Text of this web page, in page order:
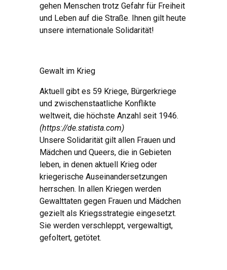
gehen Menschen trotz Gefahr für Freiheit
und Leben auf die Straße. Ihnen gilt heute
unsere internationale Solidarität!
Gewalt im Krieg
Aktuell gibt es 59 Kriege, Bürgerkriege
und zwischenstaatliche Konflikte
weltweit, die höchste Anzahl seit 1946.
(https://de.statista.com)
Unsere Solidarität gilt allen Frauen und
Mädchen und Queers, die in Gebieten
leben, in denen aktuell Krieg oder
kriegerische Auseinandersetzungen
herrschen. In allen Kriegen werden
Gewalttaten gegen Frauen und Mädchen
gezielt als Kriegsstrategie eingesetzt.
Sie werden verschleppt, vergewaltigt,
gefoltert, getötet.